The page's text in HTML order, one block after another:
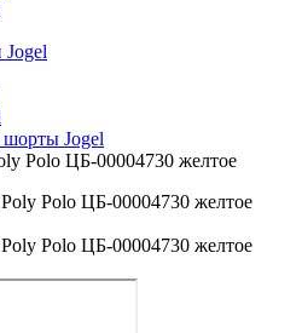
Jogel
Polo ЦБ-00004730 желтое